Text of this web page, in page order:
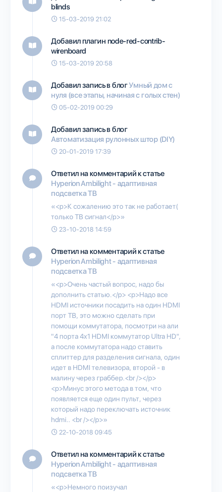
blinds
15-03-2019 21:02
Добавил плагин node-red-contrib-
wirenboard
15-03-2019 20:58
Добавил запись в блогУмный дом с
нуля (все этапы, начиная с голых стен)
05-02-2019 00:29
Добавил запись в блог
Автоматизация рулонных штор (DIY)
20-01-2019 17:39
Ответил на комментарий к статье
Hyperion Ambilight - адаптивная
подсветка ТВ
«<p>К сожалению это так не работает(
только ТВ сигнал</p>»
23-10-2018 14:59
Ответил на комментарий к статье
Hyperion Ambilight - адаптивная
подсветка ТВ
«<p>Очень частый вопрос, надо бы
дополнить статью.</p> <p>Надо все
HDMI источники посадить на один HDMI
порт ТВ, это можно сделать при
помощи коммутатора, посмотри на али
"4 порта 4x1 HDMI коммутатор Ultra HD",
а после коммутатора надо ставить
сплиттер для разделения сигнала, один
идет в HDMI телевизора, второй - в
малину через граббер.<br /></p>
<p>Минус этого метода в том, что
появляется еще один пульт, через
который надо переключать источник
hdmi.. <br /></p>»
22-10-2018 09:45
Ответил на комментарий к статье
Hyperion Ambilight - адаптивная
подсветка ТВ
«<p>Немного поизучал